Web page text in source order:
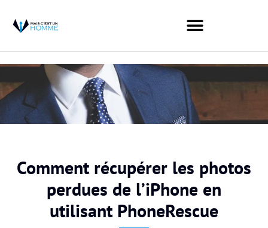
Comment récupérer les photos
perdues de l’iPhone en
utilisant PhoneRescue